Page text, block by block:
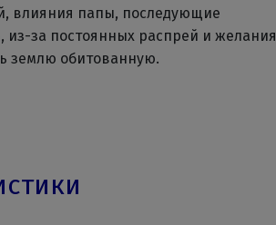
влияния папы, последующие
из-за постоянных распрей и желания
землю обитованную.